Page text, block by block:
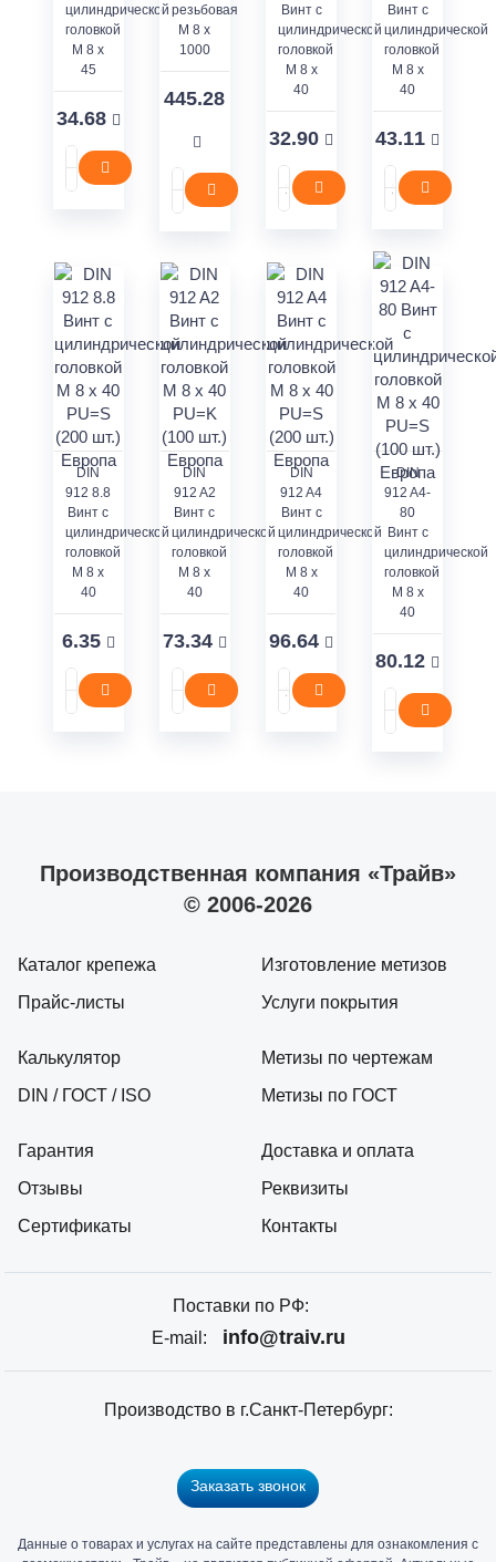
цилиндрической
головкой
M 8 x
45
34.68
резьбовая
M 8 x
1000
445.28
Винт с
цилиндрической
головкой
M 8 x
40
32.90
Винт с
цилиндрической
головкой
M 8 x
40
43.11
DIN
912 8.8
Винт с
цилиндрической
головкой
M 8 x
40
6.35
DIN
912 A2
Винт с
цилиндрической
головкой
M 8 x
40
73.34
DIN
912 A4
Винт с
цилиндрической
головкой
M 8 x
40
96.64
DIN
912 A4-
80
Винт с
цилиндрической
головкой
M 8 x
40
80.12
Производственная компания «Трайв»
© 2006-2026
Каталог крепежа
Прайс-листы
Калькулятор
DIN / ГОСТ / ISO
Гарантия
Отзывы
Сертификаты
Изготовление метизов
Услуги покрытия
Метизы по чертежам
Метизы по ГОСТ
Доставка и оплата
Реквизиты
Контакты
Поставки по РФ:
E-mail:
info@traiv.ru
Производство в г.Санкт-Петербург:
Заказать звонок
Данные о товарах и услугах на сайте представлены для ознакомления с
Главный